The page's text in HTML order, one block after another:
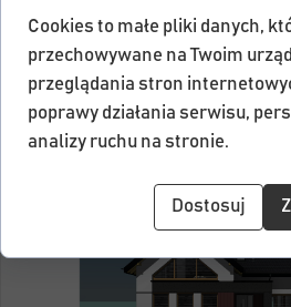
Cookies to małe pliki danych,
przechowywane na Twoim
przeglądania stron
poprawy działania serwisu,
analizy ruchu na stronie.
Dostosuj